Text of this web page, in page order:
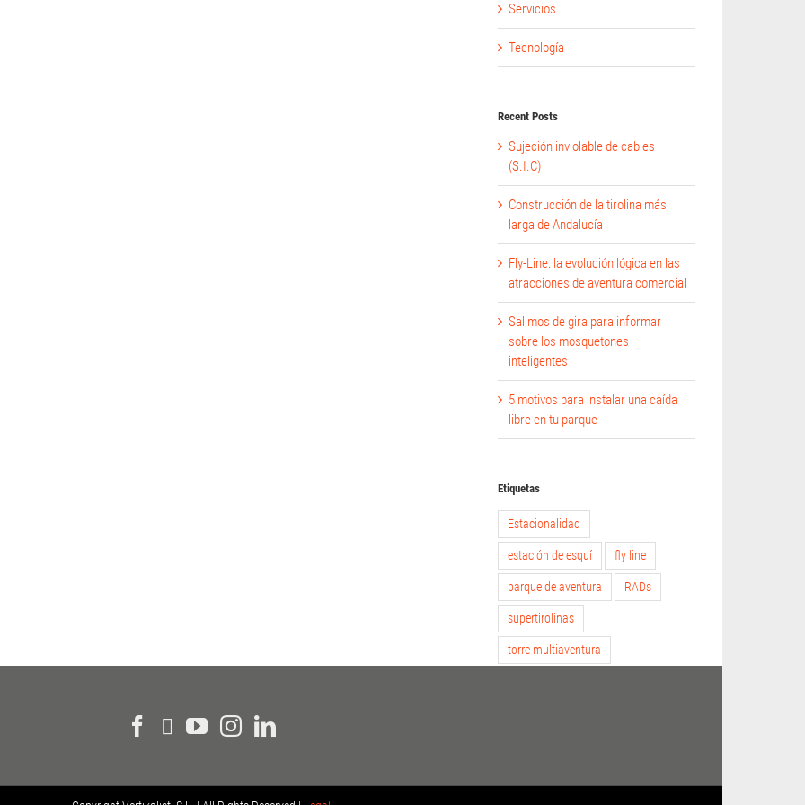
Servicios
Tecnología
Recent Posts
Sujeción inviolable de cables
(S.I.C)
Construcción de la tirolina más
larga de Andalucía
Fly-Line: la evolución lógica en las
atracciones de aventura comercial
Salimos de gira para informar
sobre los mosquetones
inteligentes
5 motivos para instalar una caída
libre en tu parque
Etiquetas
Estacionalidad
estación de esquí fly line
parque de aventura RADs
supertirolinas
torre multiaventura